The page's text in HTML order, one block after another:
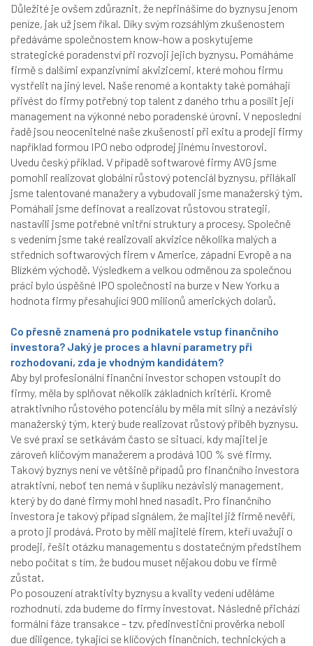
Důležité je ovšem zdůraznit, že nepřinášíme do byznysu jenom
peníze, jak už jsem říkal. Díky svým rozsáhlým zkušenostem
předáváme společnostem know-how a poskytujeme
strategické poradenství při rozvoji jejich byznysu. Pomáháme
firmě s dalšími expanzivními akvizicemi, které mohou firmu
vystřelit na jiný level. Naše renomé a kontakty také pomáhají
přivést do firmy potřebný top talent z daného trhu a posílit její
management na výkonné nebo poradenské úrovni. V neposlední
řadě jsou neocenitelné naše zkušenosti při exitu a prodeji firmy
například formou IPO nebo odprodej jinému investorovi.
Uvedu český příklad. V případě softwarové firmy AVG jsme
pomohli realizovat globální růstový potenciál byznysu, přilákali
jsme talentované manažery a vybudovali jsme manažerský tým.
Pomáhali jsme definovat a realizovat růstovou strategii,
nastavili jsme potřebné vnitřní struktury a procesy. Společně
s vedením jsme také realizovali akvizice několika malých a
středních softwarových firem v Americe, západní Evropě a na
Blízkém východě. Výsledkem a velkou odměnou za společnou
práci bylo úspěšné IPO společnosti na burze v New Yorku a
hodnota firmy přesahující 900 milionů amerických dolarů.
Co přesně znamená pro podnikatele vstup finančního
investora? Jaký je proces a hlavní parametry při
rozhodovaní, zda je vhodným kandidátem?
Aby byl profesionální finanční investor schopen vstoupit do
firmy, měla by splňovat několik základních kritérií. Kromě
atraktivního růstového potenciálu by měla mít silný a nezávislý
manažerský tým, který bude realizovat růstový příběh byznysu.
Ve své praxi se setkávám často se situací, kdy majitel je
zároveň klíčovým manažerem a prodává 100 % své firmy.
Takový byznys není ve většině případů pro finančního investora
atraktivní, neboť ten nemá v šuplíku nezávislý management,
který by do dané firmy mohl hned nasadit. Pro finančního
investora je takový případ signálem, že majitel již firmě nevěří,
a proto ji prodává. Proto by měli majitelé firem, kteří uvažuji o
prodeji, řešit otázku managementu s dostatečným předstihem
nebo počítat s tím, že budou muset nějakou dobu ve firmě
zůstat.
Po posouzení atraktivity byznysu a kvality vedení uděláme
rozhodnutí, zda budeme do firmy investovat. Následně přichází
formální fáze transakce – tzv. předinvestiční prověrka neboli
due diligence, tykající se klíčových finančních, technických a